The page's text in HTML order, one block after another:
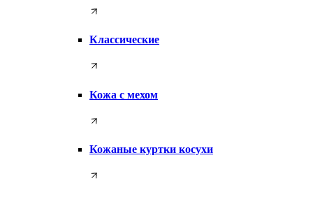
Классические
Кожа с мехом
Кожаные куртки косухи